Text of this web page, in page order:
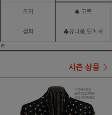
조끼 ♠ 코트
점퍼 ♣유니폼,단체복
ㅌ
시즌 상품